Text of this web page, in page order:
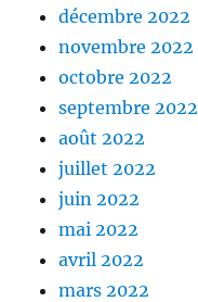
décembre 2022
novembre 2022
octobre 2022
septembre 2022
août 2022
juillet 2022
juin 2022
mai 2022
avril 2022
mars 2022